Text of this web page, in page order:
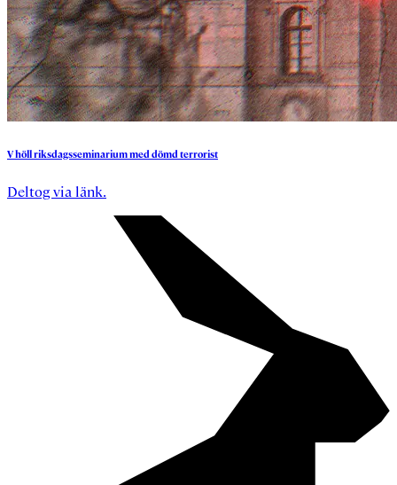
Vhöllriksdagsseminariummeddömdterrorist
Deltog via länk.